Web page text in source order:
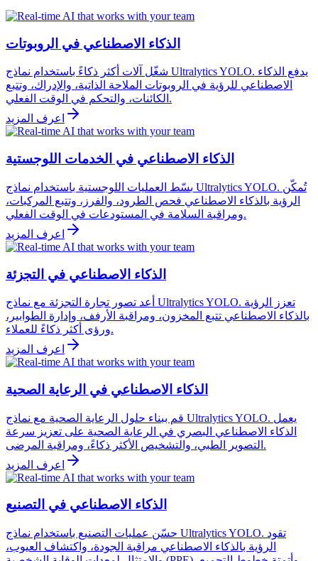
الذكاء الاصطناعي في الروبوتات
شغّل آلات أكثر ذكاءً باستخدام نماذج Ultralytics YOLO. يدفع الذكاء
الاصطناعي للرؤية في الروبوتات الملاحة الذاتية، والإدراك، وتتبع
الكائنات، والتحكم في الوقت الفعلي.
اعرف المزيد
الذكاء الاصطناعي في الخدمات اللوجستية
بسّط العمليات اللوجستية باستخدام نماذج Ultralytics YOLO. تُمكّن
الرؤية بالذكاء الاصطناعي فحص الطرود، والفرز، وتتبع المركبات،
ومراقبة السلامة في المستودعات في الوقت الفعلي.
اعرف المزيد
الذكاء الاصطناعي في التجزئة
أعد تصور تجارة التجزئة مع نماذج Ultralytics YOLO. تعزز الرؤية
بالذكاء الاصطناعي تتبع المخزون، ومراقبة الأرفف، وإدارة الطوابير،
ورؤى أكثر ذكاءً للعملاء.
اعرف المزيد
الذكاء الاصطناعي في الرعاية الصحية
قم ببناء حلول الرعاية الصحية مع نماذج Ultralytics YOLO. يعمل
الذكاء الاصطناعي البصري في الرعاية الصحية على تعزيز سرعة
التصوير الطبي، والتشخيص الأكثر ذكاءً، ومراقبة المرضى.
اعرف المزيد
الذكاء الاصطناعي في التصنيع
حسّن عمليات التصنيع باستخدام نماذج Ultralytics YOLO. تقود
الرؤية بالذكاء الاصطناعي مراقبة الجودة، واكتشاف العيوب،